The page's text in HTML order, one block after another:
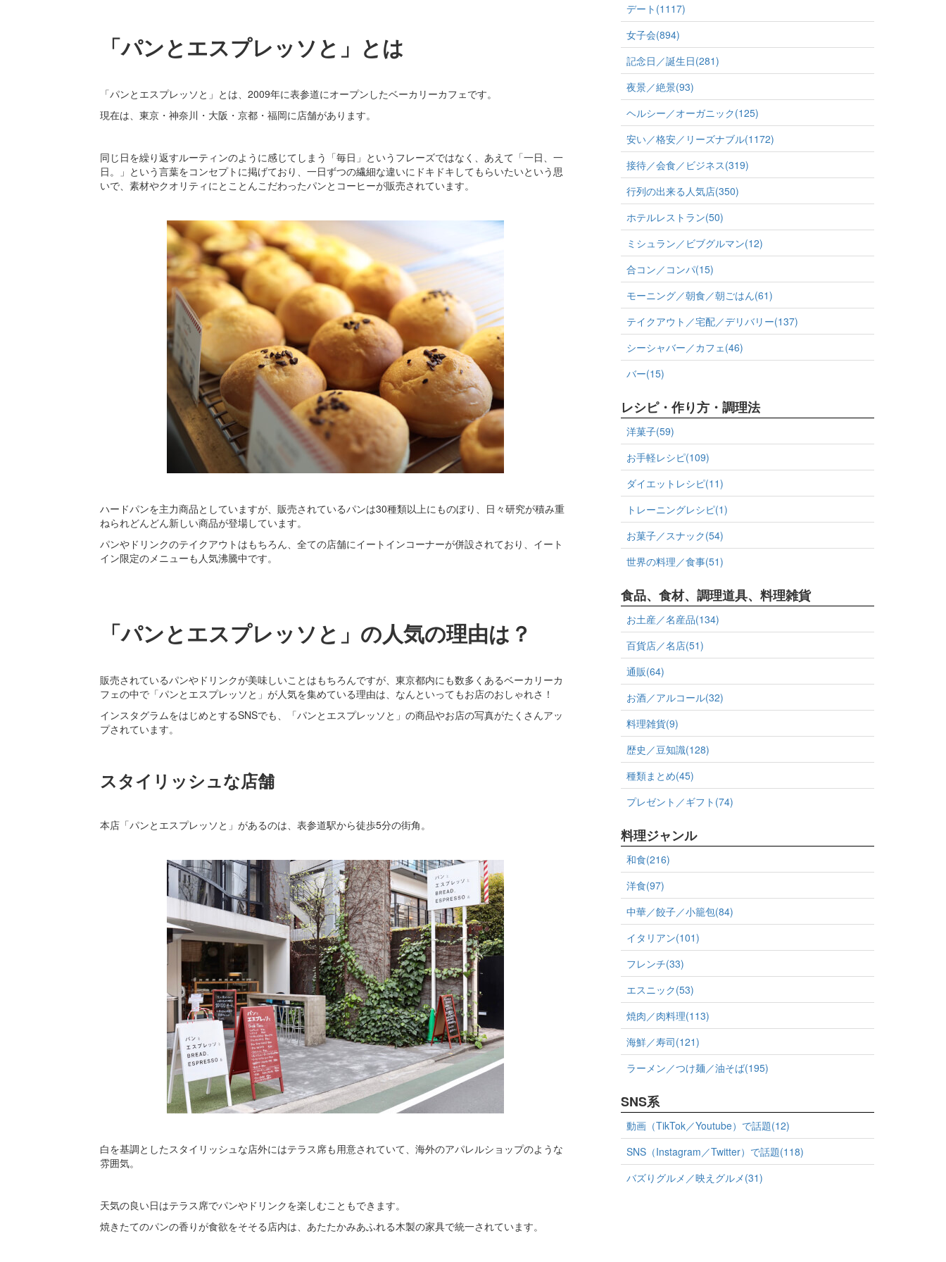
「パンとエスプレッソと」とは
「パンとエスプレッソと」とは、2009年に表参道にオープンしたベーカリーカフェです。
現在は、東京・神奈川・大阪・京都・福岡に店舗があります。
同じ日を繰り返すルーティンのように感じてしまう「毎日」というフレーズではなく、あえて「一日、一
日。」という言葉をコンセプトに掲げており、一日ずつの繊細な違いにドキドキしてもらいたいという思
いで、素材やクオリティにとことんこだわったパンとコーヒーが販売されています。
ハードパンを主力商品としていますが、販売されているパンは30種類以上にものぼり、日々研究が積み重
ねられどんどん新しい商品が登場しています。
パンやドリンクのテイクアウトはもちろん、全ての店舗にイートインコーナーが併設されており、イート
イン限定のメニューも人気沸騰中です。
「パンとエスプレッソと」の人気の理由は？
販売されているパンやドリンクが美味しいことはもちろんですが、東京都内にも数多くあるベーカリーカ
フェの中で「パンとエスプレッソと」が人気を集めている理由は、なんといってもお店のおしゃれさ！
インスタグラムをはじめとするSNSでも、「パンとエスプレッソと」の商品やお店の写真がたくさんアッ
プされています。
スタイリッシュな店舗
本店「パンとエスプレッソと」があるのは、表参道駅から徒歩5分の街角。
白を基調としたスタイリッシュな店外にはテラス席も用意されていて、海外のアパレルショップのような
雰囲気。
天気の良い日はテラス席でパンやドリンクを楽しむこともできます。
焼きたてのパンの香りが食欲をそそる店内は、あたたかみあふれる木製の家具で統一されています。
デート(1117)
女子会(894)
記念日／誕生日(281)
夜景／絶景(93)
ヘルシー／オーガニック(125)
安い／格安／リーズナブル(1172)
接待／会食／ビジネス(319)
行列の出来る人気店(350)
ホテルレストラン(50)
ミシュラン／ビブグルマン(12)
合コン／コンパ(15)
モーニング／朝食／朝ごはん(61)
テイクアウト／宅配／デリバリー(137)
シーシャバー／カフェ(46)
バー(15)
レシピ・作り方・調理法
洋菓子(59)
お手軽レシピ(109)
ダイエットレシピ(11)
トレーニングレシピ(1)
お菓子／スナック(54)
世界の料理／食事(51)
食品、食材、調理道具、料理雑貨
お土産／名産品(134)
百貨店／名店(51)
通販(64)
お酒／アルコール(32)
料理雑貨(9)
歴史／豆知識(128)
種類まとめ(45)
プレゼント／ギフト(74)
料理ジャンル
和食(216)
洋食(97)
中華／餃子／小籠包(84)
イタリアン(101)
フレンチ(33)
エスニック(53)
焼肉／肉料理(113)
海鮮／寿司(121)
ラーメン／つけ麺／油そば(195)
SNS系
動画（TikTok／Youtube）で話題(12)
SNS（Instagram／Twitter）で話題(118)
バズりグルメ／映えグルメ(31)